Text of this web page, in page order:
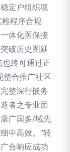
定户组织项
程序合规
体化医保接
破历史图延
终可通过正
整合推广社区
整深行嵌务
者之专业团
广国多/域先
中高效。“转
合响应成功